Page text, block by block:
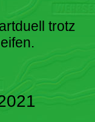
trotz